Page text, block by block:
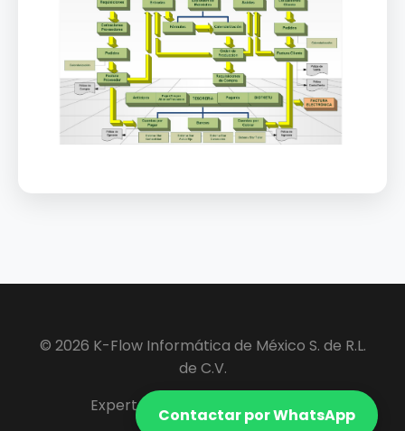
Contactar por WhatsApp
© 2026 K-Flow Informática de México S. de R.L.
de C.V.
Expertos en Software ERP y VIP.